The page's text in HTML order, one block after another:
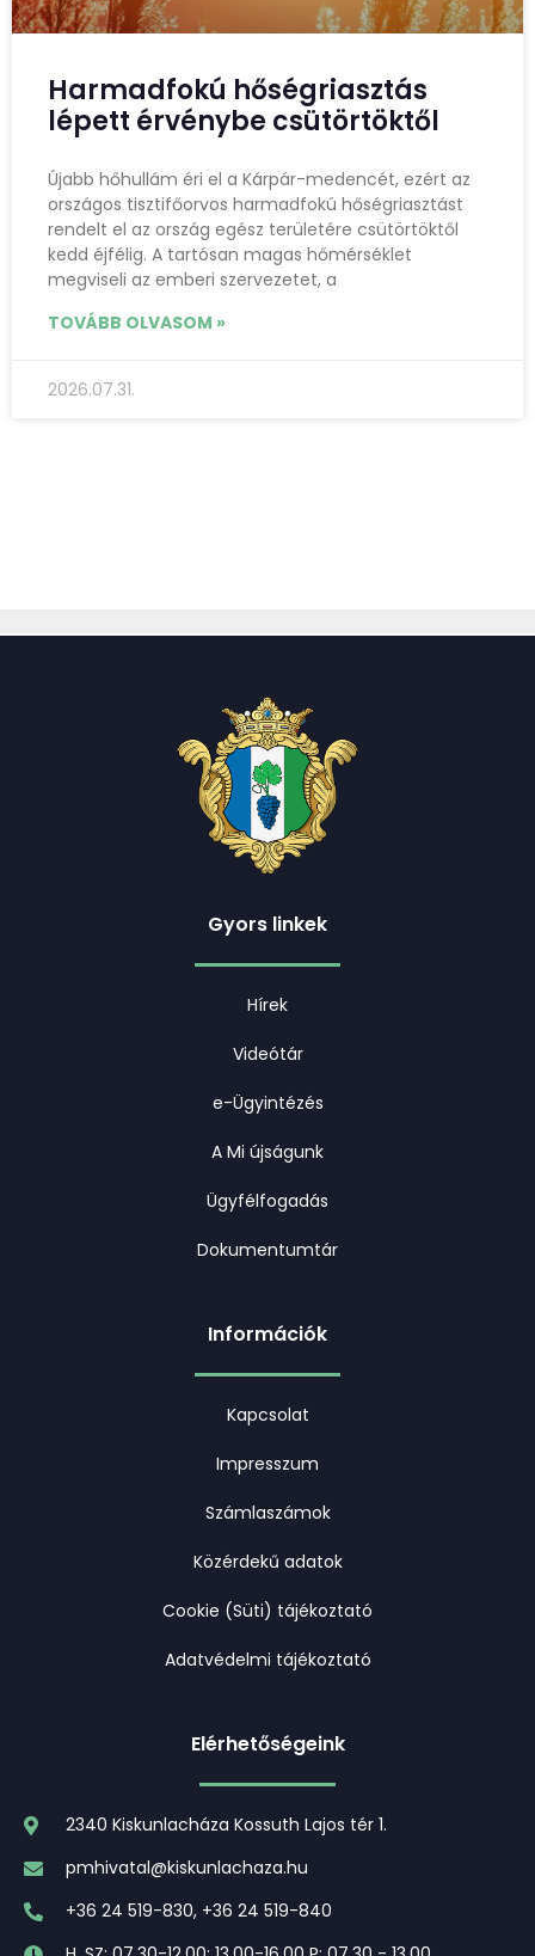
Harmadfokú hőségriasztás
lépett érvénybe csütörtöktől
Újabb hőhullám éri el a Kárpár-medencét, ezért az
országos tisztifőorvos harmadfokú hőségriasztást
rendelt el az ország egész területére csütörtöktől
kedd éjfélig. A tartósan magas hőmérséklet
megviseli az emberi szervezetet, a
TOVÁBB OLVASOM »
2026.07.31.
Gyors linkek
Hírek
Videótár
e-Ügyintézés
A Mi újságunk
Ügyfélfogadás
Dokumentumtár
Információk
Kapcsolat
Impresszum
Számlaszámok
Közérdekű adatok
Cookie (Süti) tájékoztató
Adatvédelmi tájékoztató
Elérhetőségeink
2340 Kiskunlacháza Kossuth Lajos tér 1.
pmhivatal@kiskunlachaza.hu
+36 24 519-830, +36 24 519-840